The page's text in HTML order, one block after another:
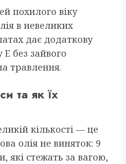
похилого віку
в невеликих
дає додаткову
E без зайвого
травлення.
та як їх
кількості — це
олія не виняток: 9
які стежать за вагою,